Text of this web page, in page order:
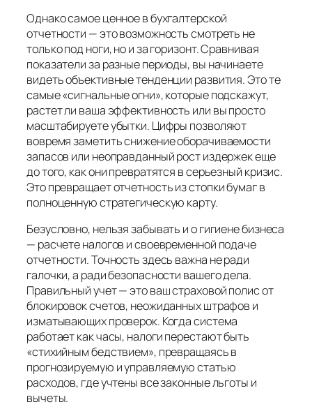
Однако самое ценное в бухгалтерской
отчетности — это возможность смотреть не
только под ноги, но и за горизонт. Сравнивая
показатели за разные периоды, вы начинаете
видеть объективные тенденции развития. Это те
самые «сигнальные огни», которые подскажут,
растет ли ваша эффективность или вы просто
масштабируете убытки. Цифры позволяют
вовремя заметить снижение оборачиваемости
запасов или неоправданный рост издержек еще
до того, как они превратятся в серьезный кризис.
Это превращает отчетность из стопки бумаг в
полноценную стратегическую карту.
Безусловно, нельзя забывать и о гигиене бизнеса
— расчете налогов и своевременной подаче
отчетности. Точность здесь важна не ради
галочки, а ради безопасности вашего дела.
Правильный учет — это ваш страховой полис от
блокировок счетов, неожиданных штрафов и
изматывающих проверок. Когда система
работает как часы, налоги перестают быть
«стихийным бедствием», превращаясь в
прогнозируемую и управляемую статью
расходов, где учтены все законные льготы и
вычеты.